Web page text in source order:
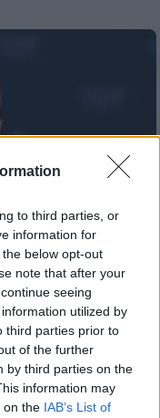
to third parties, or
information for
below opt-out
note that after your
seeing
utilized by
third parties prior to
of the further
by third parties on the
information may
on the IAB’s List of
χειρός Τραμπ
Του